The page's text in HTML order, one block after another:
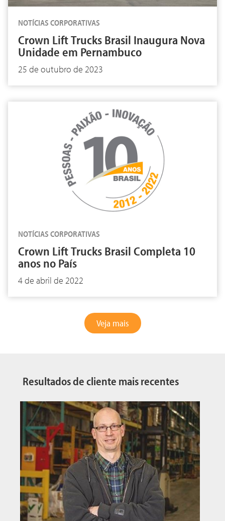
NOTÍCIAS CORPORATIVAS
Crown Lift Trucks Brasil Inaugura Nova
Unidade em Pernambuco
25 de outubro de 2023
NOTÍCIAS CORPORATIVAS
Crown Lift Trucks Brasil Completa 10
anos no País
4 de abril de 2022
Veja mais
Resultados de cliente mais recentes